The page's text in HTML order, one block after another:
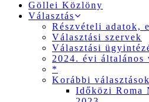
Göllei Közlöny
Választás
Részvételi adatok,
Választási szervek
Választási
2024. évi általános
*
Korábbi választások
Időközi Roma